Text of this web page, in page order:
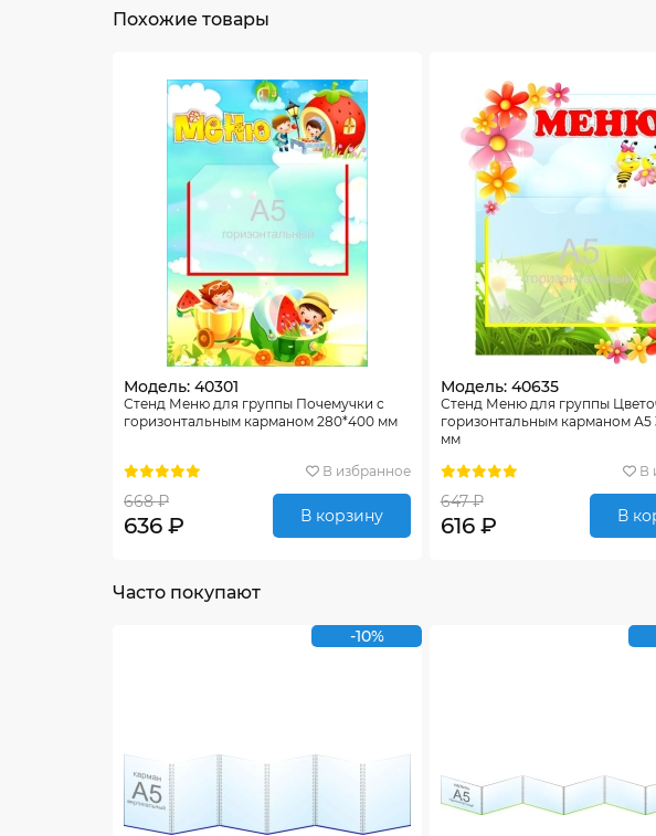
Похожие товары
Модель: 40301
Стенд Меню для группы Почемучки с
горизонтальным карманом 280*400 мм
В избранное
668 ₽
636 ₽ В корзину
Модель: 40635
Стенд Меню для группы
горизонтальным карманом А5
мм
В
647 ₽
616 ₽ В
Часто покупают
-10%